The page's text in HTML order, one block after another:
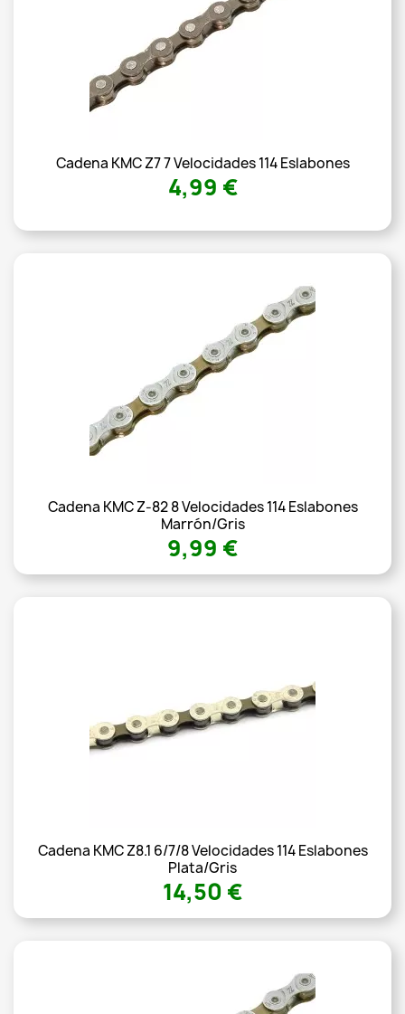
Cadena KMC Z7 7 Velocidades 114 Eslabones
4,99 €
Cadena KMC Z-82 8 Velocidades 114 Eslabones
Marrón/gris
9,99 €
Cadena KMC Z8.1 6/7/8 Velocidades 114 Eslabones
Plata/gris
14,50 €